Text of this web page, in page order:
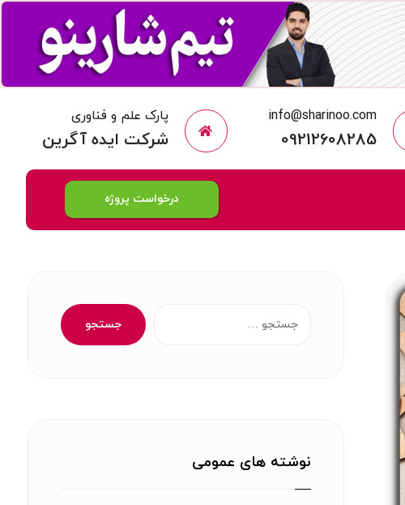
پارک علم و فناوری
شرکت ایده آگرین
info@sharinoo.com
09212608285
درخواست پروژه
جستجو
نوشته های عمومی